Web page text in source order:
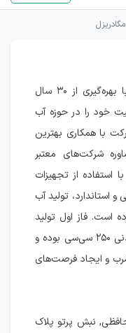
مگادریزل
شرکت سبزچین پارس از سال ۱۳۸۸ با بهره‌گیری از ۳۰ سال
خود را در حوزه آب
با همکاری بهترین
شرکت‌های معتبر
استفاده از تجهیزات
استاندارد، تولید آب
است. فاز اول تولید
این شرکت شامل بطری‌های آب آشامیدنی ۲۵۰ سی‌سی بوده و
و ایجاد فرصت‌های
نبش پرتو پلاک